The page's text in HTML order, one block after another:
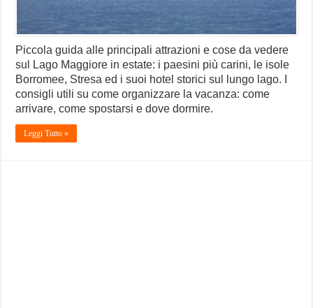
Piccola guida alle principali attrazioni e cose da vedere
sul Lago Maggiore in estate: i paesini più carini, le isole
Borromee, Stresa ed i suoi hotel storici sul lungo lago. I
consigli utili su come organizzare la vacanza: come
arrivare, come spostarsi e dove dormire.
Leggi Tutto »